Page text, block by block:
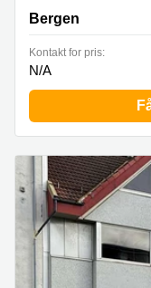
Bergen
Kontakt for pris:
N/A